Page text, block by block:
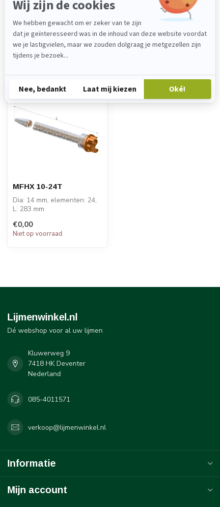
Neem gerust contact op met onze
verkoop@lijmenwinkel.nl
of+31 (0)85 4011571 . Wij helpen u graag!
MFHX 10-24T
Dia: 14 mm, elementen: 24,
L: 283 mm
STATOMIX™ MFH & MFHX
€0,00
Niet op voorraad
Lijmenwinkel.nl
Dé webshop voor al uw lijmen
Kluwerweg 9
7418 HK Deventer
Nederland
085-4011571
verkoop@lijmenwinkel.nl
Informatie
Mijn account